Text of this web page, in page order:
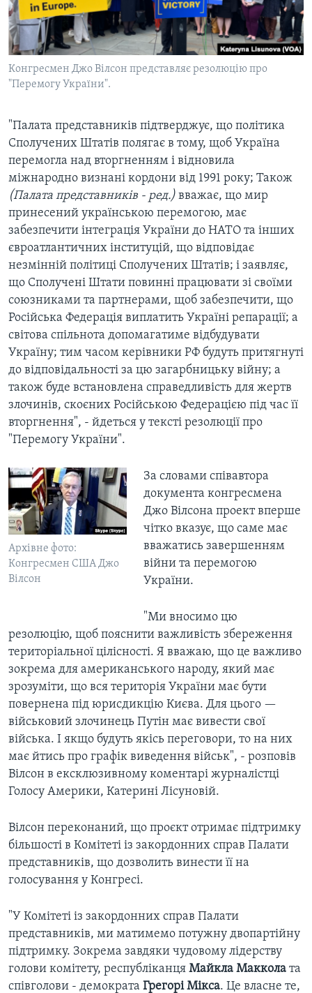
Конгресмен Джо Вілсон представляє резолюцію про
"Перемогу України".
"Палата представників підтверджує, що політика
Сполучених Штатів полягає в тому, щоб Україна
перемогла над вторгненням і відновила
міжнародно визнані кордони від 1991 року; Також
(Палата представників - ред.) вважає, що мир
принесений українською перемогою, має
забезпечити інтеграція України до НАТО та інших
євроатлантичних інституцій, що відповідає
незмінній політиці Сполучених Штатів; і заявляє,
що Сполучені Штати повинні працювати зі своїми
союзниками та партнерами, щоб забезпечити, що
Російська Федерація виплатить Україні репарації; а
світова спільнота допомагатиме відбудувати
Україну; тим часом керівники РФ будуть притягнуті
до відповідальності за цю загарбницьку війну; а
також буде встановлена справедливість для жертв
злочинів, скоєних Російською Федерацією під час її
вторгнення", - йдеться у тексті резолюції про
"Перемогу України".
Архівне фото:
Конгресмен США Джо
Вілсон
За словами співавтора
документа конгресмена
Джо Вілсона проект вперше
чітко вказує, що саме має
вважатись завершенням
війни та перемогою
України.
"Ми вносимо цю
резолюцію, щоб пояснити важливість збереження
територіальної цілісності. Я вважаю, що це важливо
зокрема для американського народу, який має
зрозуміти, що вся територія України має бути
повернена під юрисдикцію Києва. Для цього —
військовий злочинець Путін має вивести свої
війська. І якщо будуть якісь переговори, то на них
має йтись про графік виведення військ", - розповів
Вілсон в ексклюзивному коментарі журналістці
Голосу Америки, Катерині Лісуновій.
Вілсон переконаний, що проєкт отримає підтримку
більшості в Комітеті із закордонних справ Палати
представників, що дозволить винести її на
голосування у Конгресі.
"У Комітеті із закордонних справ Палати
представників, ми матимемо потужну двопартійну
підтримку. Зокрема завдяки чудовому лідерству
голови комітету, республіканця Майкла Маккола та
співголови - демократа Грегорі Мікса. Це власне те,